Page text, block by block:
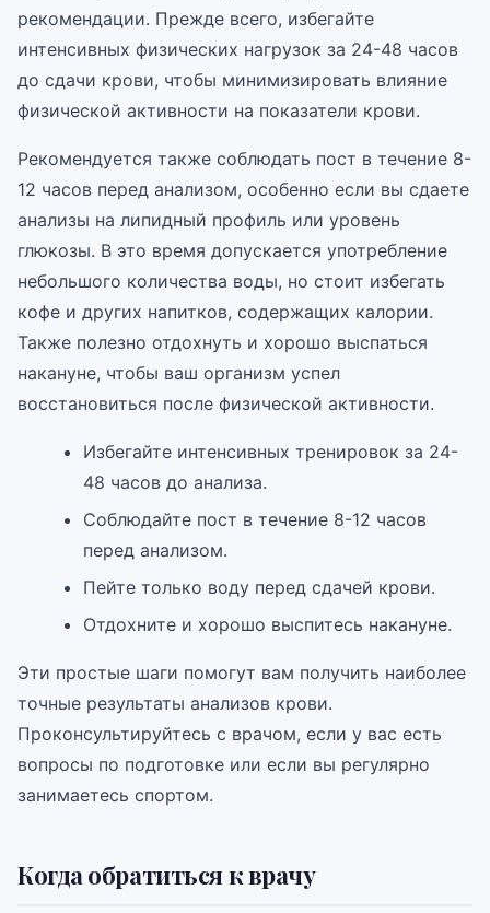
рекомендации. Прежде всего, избегайте
интенсивных физических нагрузок за 24-48 часов
до сдачи крови, чтобы минимизировать влияние
физической активности на показатели крови.
Рекомендуется также соблюдать пост в течение 8-
12 часов перед анализом, особенно если вы сдаете
анализы на липидный профиль или уровень
глюкозы. В это время допускается употребление
небольшого количества воды, но стоит избегать
кофе и других напитков, содержащих калории.
Также полезно отдохнуть и хорошо выспаться
накануне, чтобы ваш организм успел
восстановиться после физической активности.
Избегайте интенсивных тренировок за 24-
48 часов до анализа.
Соблюдайте пост в течение 8-12 часов
перед анализом.
Пейте только воду перед сдачей крови.
Отдохните и хорошо выспитесь накануне.
Эти простые шаги помогут вам получить наиболее
точные результаты анализов крови.
Проконсультируйтесь с врачом, если у вас есть
вопросы по подготовке или если вы регулярно
занимаетесь спортом.
Когда обратиться к врачу